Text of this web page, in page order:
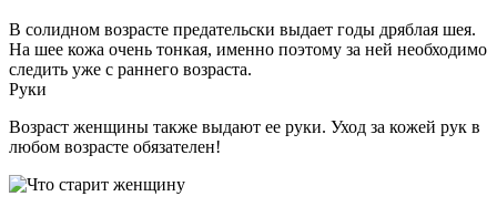
В солидном возрасте предательски выдает годы дряблая шея.
На шее кожа очень тонкая, именно поэтому за ней необходимо
следить уже с раннего возраста.
Руки
Возраст женщины также выдают ее руки. Уход за кожей рук в
любом возрасте обязателен!